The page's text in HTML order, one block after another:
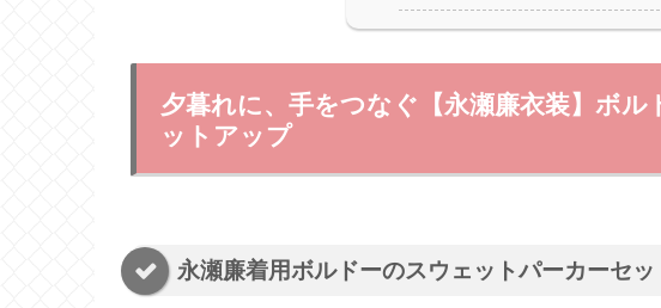
夕暮れに、手をつなぐ【永瀬廉衣装】ボ
ットアップ
永瀬廉着用ボルドーのスウェットパーカーセ